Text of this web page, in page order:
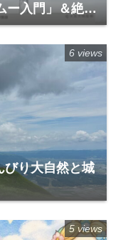
ー入門」＆絶対
びり大自然と城
6 views
5 views